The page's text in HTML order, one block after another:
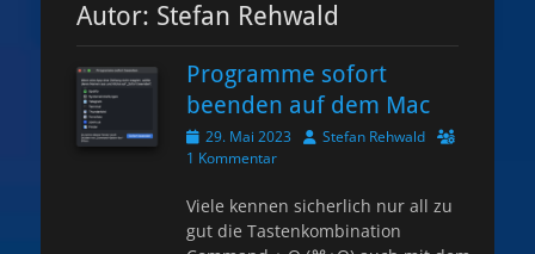
Autor: Stefan Rehwald
Programme sofort
beenden auf dem Mac
Veröffentlicht
am
29. Mai 2023 AutorStefan Rehwald
1 Kommentar
Viele kennen sicherlich nur all zu
gut die Tastenkombination